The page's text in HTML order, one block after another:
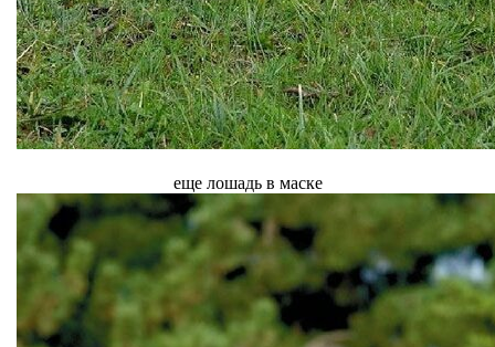
еще лошадь в маске